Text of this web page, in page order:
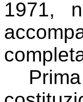
1971,
Prima